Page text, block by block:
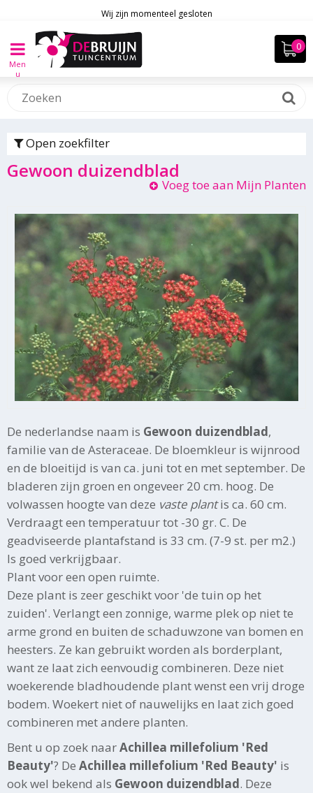
Men
u
Wij zijn momenteel gesloten
Open zoekfilter
Gewoon duizendblad
Voeg toe aan Mijn Planten
De nederlandse naam is Gewoon duizendblad,
familie van de Asteraceae. De bloemkleur is wijnrood
en de bloeitijd is van ca. juni tot en met september. De
bladeren zijn groen en ongeveer 20 cm. hoog. De
volwassen hoogte van deze vaste plantis ca. 60 cm.
Verdraagt een temperatuur tot -30 gr. C. De
geadviseerde plantafstand is 33 cm. (7-9 st. per m2.)
Is goed verkrijgbaar.
Plant voor een open ruimte.
Deze plant is zeer geschikt voor 'de tuin op het
zuiden'. Verlangt een zonnige, warme plek op niet te
arme grond en buiten de schaduwzone van bomen en
heesters. Ze kan gebruikt worden als borderplant,
want ze laat zich eenvoudig combineren. Deze niet
woekerende bladhoudende plant wenst een vrij droge
bodem. Woekert niet of nauwelijks en laat zich goed
combineren met andere planten.
Bent u op zoek naarAchillea millefolium 'Red
Beauty'? De Achillea millefolium 'Red Beauty' is
ook wel bekend als Gewoon duizendblad. Deze